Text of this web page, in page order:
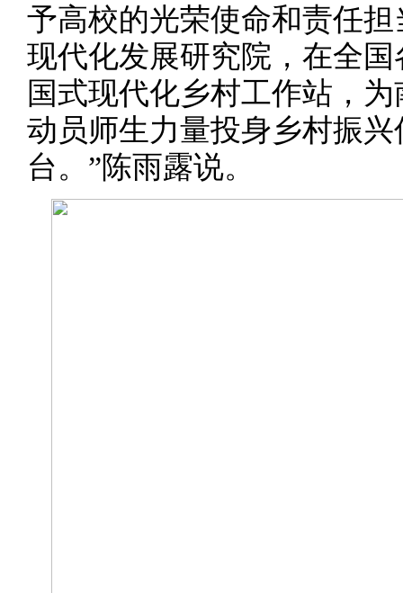
予高校的光荣使命和责任
现代化发展研究院，在全
国式现代化乡村工作站，
动员师生力量投身乡村振
台。”陈雨露说。